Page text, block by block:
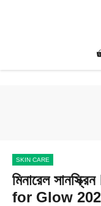
SKIN CARE
মিনারেল
for Glow